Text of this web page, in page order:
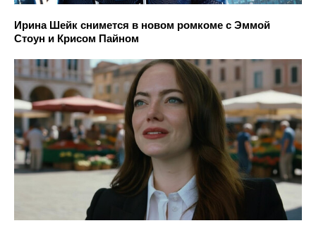
Ирина Шейк снимется в новом ромкоме с Эммой
Стоун и Крисом Пайном